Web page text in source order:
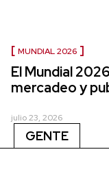
MUNDIAL 2026
El Mundial
mercadeo y
julio 23, 2026
GENTE